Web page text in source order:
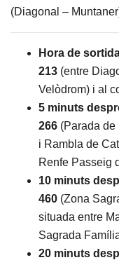
(Diagonal –
Hora de
213 (entre
Velòdrom) i al
5 minuts
266 (Parada de
i Rambla de
Renfe Passeig
10 minuts
460 (Zona
situada entre
Sagrada
20 minuts